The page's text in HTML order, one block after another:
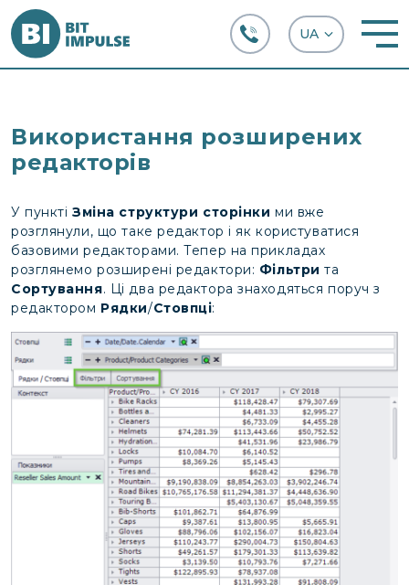
Використання розширених
редакторів
У пунктіЗміна структури сторінки ми вже
розглянули, що таке редактор і як користуватися
базовими редакторами. Тепер на прикладах
розглянемо розширені редактори: Фільтри та
Сортування. Ці два редактора знаходяться поруч з
редактором Рядки/Стовпці: